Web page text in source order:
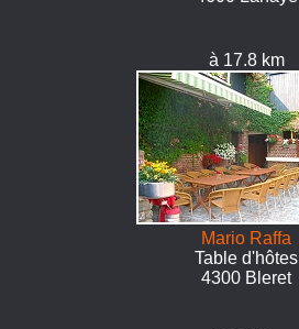
à 17.8 km
Mario Raffa
Table d'hôtes
4300 Bleret